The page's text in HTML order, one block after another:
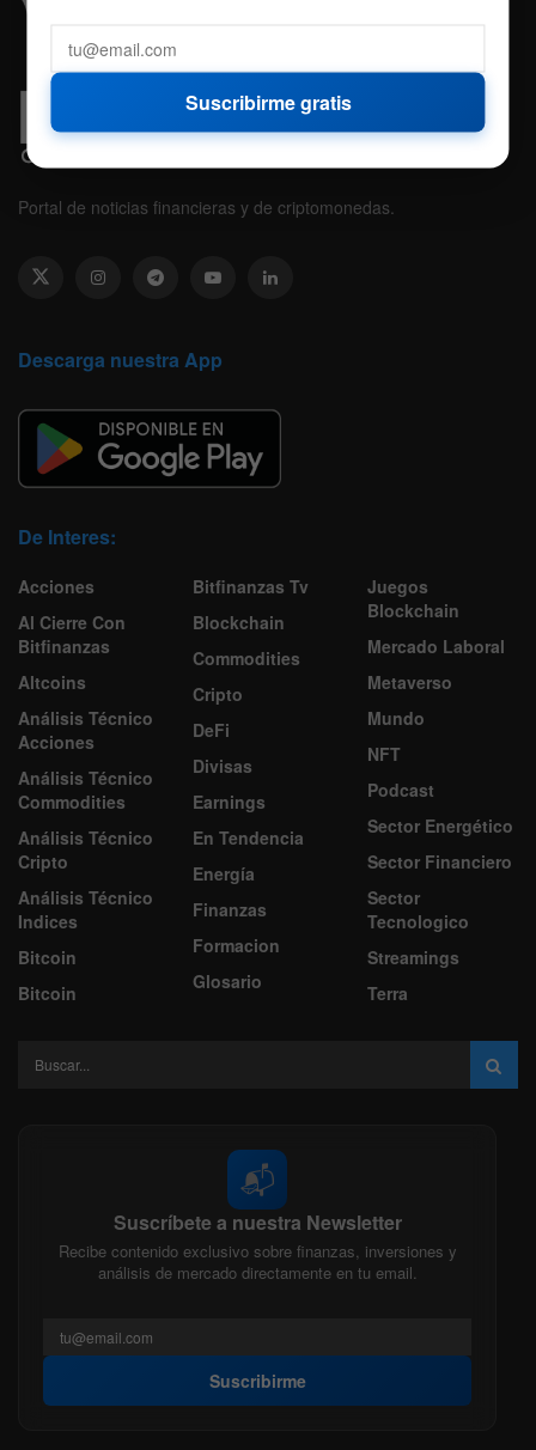
Portal de noticias financieras y de criptomonedas.
Descarga nuestra App
De Interes:
Acciones
Al Cierre Con
Bitfinanzas
Altcoins
Análisis Técnico
Acciones
Análisis Técnico
Commodities
Análisis Técnico
Cripto
Análisis Técnico
Indices
Bitcoin
Bitcoin
Bitfinanzas Tv
Blockchain
Commodities
Cripto
DeFi
Divisas
Earnings
En Tendencia
Energía
Finanzas
Formacion
Glosario
Juegos
Blockchain
Mercado Laboral
Metaverso
Mundo
NFT
Podcast
Sector Energético
Sector Financiero
Sector
Tecnologico
Streamings
Terra
📬
Suscríbete a nuestra Newsletter
Recibe contenido exclusivo sobre finanzas, inversiones y
análisis de mercado directamente en tu email.
Suscribirme
Suscribirme gratis